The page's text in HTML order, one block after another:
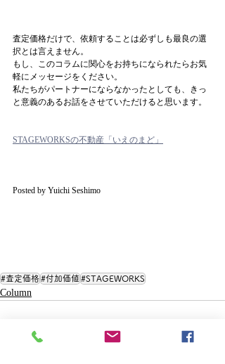
査定価格だけで、依頼することは必ずしも最良の選
択とは言えません。
もし、このコラムに関心をお持ちになられたらお気
軽にメッセージをください。
私たちがパートナーにならなかったとしても、きっ
と意義のあるお話をさせていただけると思います。
STAGEWORKSの不動産「いえのまど」
Posted by Yuichi Seshimo
#査定価格#付加価値 #STAGEWORKS
Column